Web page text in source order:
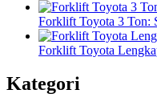
Forklift Toyota 3 Ton:
Forklift Toyota
Kategori